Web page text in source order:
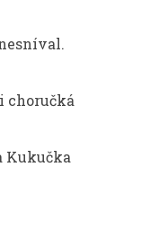
choručká
Kukučka